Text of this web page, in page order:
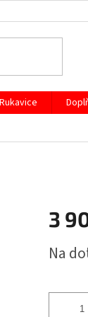
Rukavice
3
cena:
Na